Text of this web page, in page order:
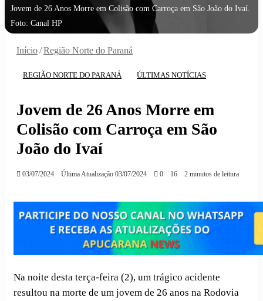
Jovem de 26 Anos Morre em Colisão com Carroça em São João do Ivaí.
Foto: Canal HP
Início/Região Norte do Paraná
REGIÃO NORTE DO PARANÁ ÚLTIMAS NOTÍCIAS
Jovem de 26 Anos Morre em
Colisão com Carroça em São
João do Ivaí
03/07/2024 Última Atualização 03/07/2024 0 16 2 minutos de leitura
Na noite desta terça-feira (2), um trágico acidente
resultou na morte de um jovem de 26 anos na Rodovia